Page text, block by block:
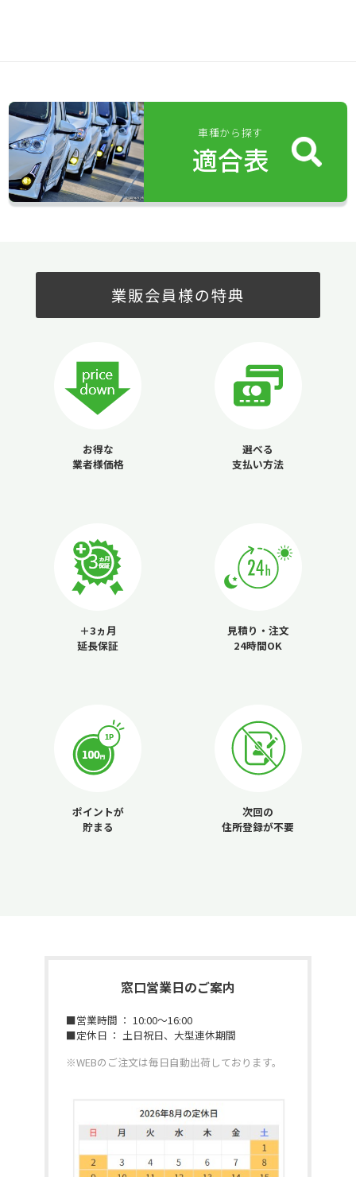
車種から探す
適合表
業販会員様の特典
お得な
業者様価格
選べる
支払い方法
＋3ヵ月
延長保証
見積り・注文
24時間OK
ポイントが
貯まる
次回の
住所登録が不要
窓口営業日のご案内
■営業時間 ： 10:00～16:00
■定休日 ： 土日祝日、大型連休期間
※WEBのご注文は毎日自動出荷しております。